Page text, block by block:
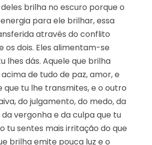
brilha no escuro porque o
para ele brilhar, essa
através do conflito
os dois. Eles alimentam-se
lhes dás. Aquele que brilha
de tudo de paz, amor, e
que tu lhe transmites, e o outro
do julgamento, do medo, da
vergonha e da culpa que tu
tu sentes mais irritação do que
brilha emite pouca luz e o